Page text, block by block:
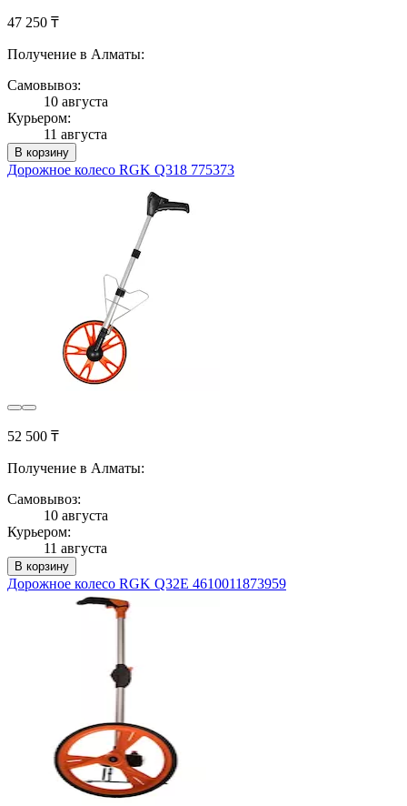
47 250 ₸
Получение в Алматы:
Самовывоз:
10 августа
Курьером:
11 августа
В корзину
Дорожное колесо RGK Q318 775373
52 500 ₸
Получение в Алматы:
Самовывоз:
10 августа
Курьером:
11 августа
В корзину
Дорожное колесо RGK Q32E 4610011873959